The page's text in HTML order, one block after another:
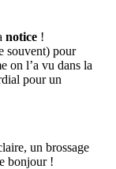
notice !
souvent) pour
on l’a vu dans la
pour un
un brossage
bonjour !